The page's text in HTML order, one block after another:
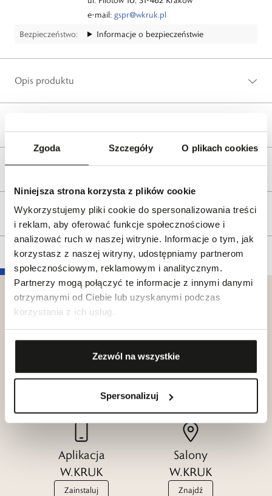
Zgoda Szczegóły O plikach cookies
Niniejsza strona korzysta z plików cookie
Wykorzystujemy pliki cookie do spersonalizowania treści
i reklam, aby oferować funkcje społecznościowe i
analizować ruch w naszej witrynie. Informacje o tym, jak
korzystasz z naszej witryny, udostępniamy partnerom
społecznościowym, reklamowym i analitycznym.
Partnerzy mogą połączyć te informacje z innymi danymi
otrzymanymi od Ciebie lub uzyskanymi podczas
korzystania z ich usług.
Zezwól na wszystkie
Spersonalizuj
e-mail: gspr@wkruk.pl
Bezpieczeństwo:
Informacje o bezpieczeństwie
Opis produktu
Reklamacje i zwroty
Tagi
Klub dla
Przyjaciół
W.KRUK
Katalogi
Aplikacja
W.KRUK
Zainstaluj
Salony
W.KRUK
Znajdź